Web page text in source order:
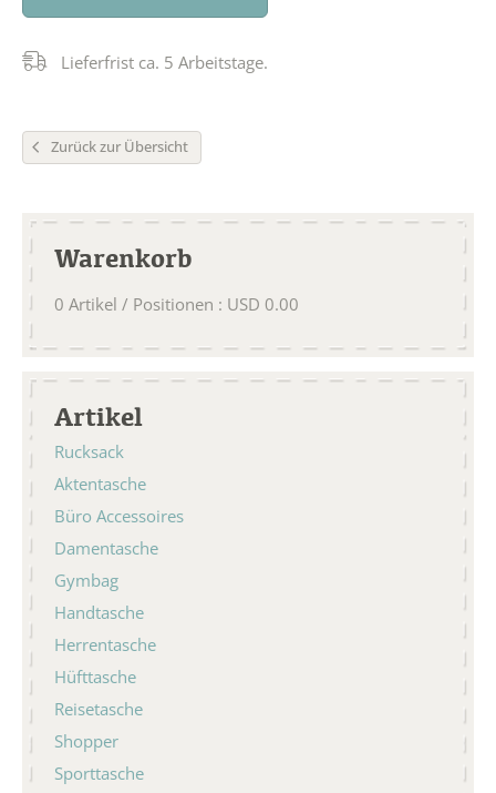
Lieferfrist ca. 5 Arbeitstage.
Zurück zur Übersicht
Warenkorb
0 Artikel / Positionen : USD 0.00
Artikel
Rucksack
Aktentasche
Büro Accessoires
Damentasche
Gymbag
Handtasche
Herrentasche
Hüfttasche
Reisetasche
Shopper
Sporttasche